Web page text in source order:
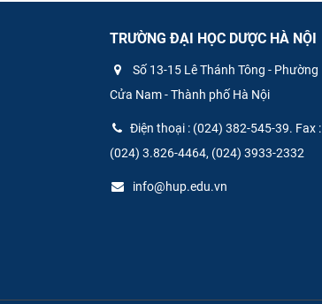
TRƯỜNG ĐẠI HỌC DƯỢC HÀ NỘI
Số 13-15 Lê Thánh Tông - Phường
Cửa Nam - Thành phố Hà Nội
Điện thoại : (024) 382-545-39. Fax :
(024) 3.826-4464, (024) 3933-2332
info@hup.edu.vn